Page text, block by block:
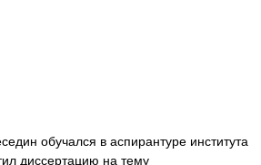
обучался в аспирантуре института
диссертацию на тему